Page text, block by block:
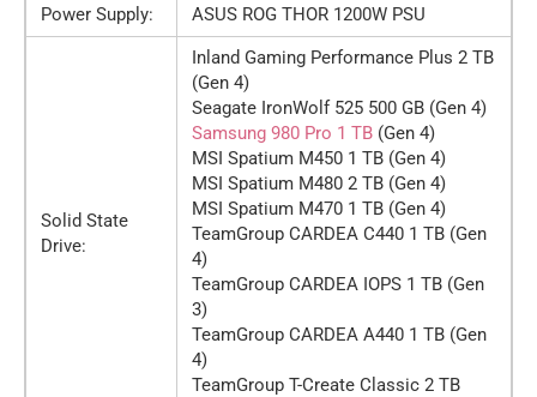
Power Supply:
ASUS ROG THOR 1200W PSU
Solid State
Drive:
Inland Gaming Performance Plus 2 TB
(Gen 4)
Seagate IronWolf 525 500 GB (Gen 4)
Samsung 980 Pro 1 TB (Gen 4)
MSI Spatium M450 1 TB (Gen 4)
MSI Spatium M480 2 TB (Gen 4)
MSI Spatium M470 1 TB (Gen 4)
TeamGroup CARDEA C440 1 TB (Gen
4)
TeamGroup CARDEA IOPS 1 TB (Gen
3)
TeamGroup CARDEA A440 1 TB (Gen
4)
TeamGroup T-Create Classic 2 TB